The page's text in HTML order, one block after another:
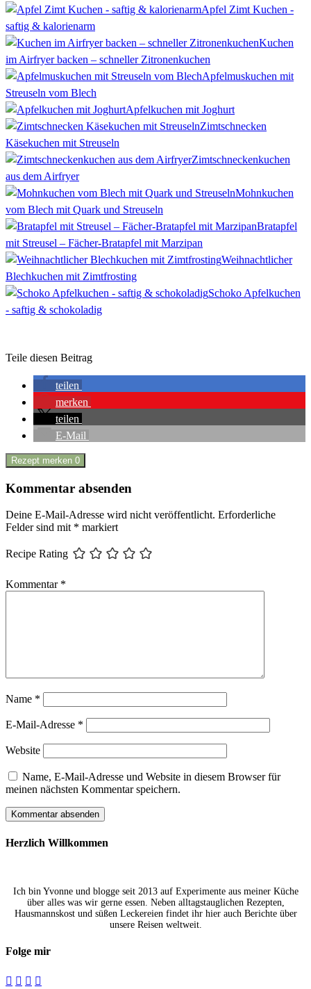
Apfel Zimt Kuchen -
saftig & kalorienarm
Kuchen
im Airfryer backen – schneller Zitronenkuchen
Apfelmuskuchen mit
Streuseln vom Blech
Apfelkuchen mit Joghurt
Zimtschnecken
Käsekuchen mit Streuseln
Zimtschneckenkuchen
aus dem Airfryer
Mohnkuchen
vom Blech mit Quark und Streuseln
Bratapfel
mit Streusel – Fächer-Bratapfel mit Marzipan
Weihnachtlicher
Blechkuchen mit Zimtfrosting
Schoko Apfelkuchen
- saftig & schokoladig
Teile diesen Beitrag
teilen
merken
teilen
E-Mail
Rezept merken 0
Kommentar absenden
Deine E-Mail-Adresse wird nicht veröffentlicht. Erforderliche
Felder sind mit * markiert
Recipe Rating
Kommentar *
Name *
E-Mail-Adresse *
Website
Name, E-Mail-Adresse und Website in diesem Browser für
meinen nächsten Kommentar speichern.
Herzlich Willkommen
Ich bin Yvonne und blogge seit 2013 auf Experimente aus meiner Küche
über alles was wir gerne essen. Neben alltagstauglichen Rezepten,
Hausmannskost und süßen Leckereien findet ihr hier auch Berichte über
unsere Reisen weltweit.
Folge mir
   